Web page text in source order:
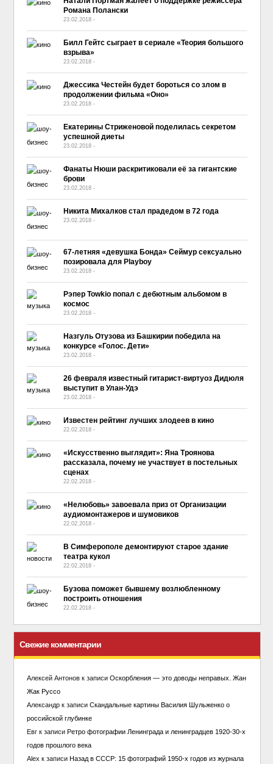
Романа Полански
23.02.2018 -
Билл Гейтс сыграет в сериале «Теория большого
взрыва»
23.02.2018 -
Джессика Честейн будет бороться со злом в
продолжении фильма «Оно»
23.02.2018 -
Екатерины Стриженовой поделилась секретом
успешной диеты
23.02.2018 -
Фанаты Нюши раскритиковали её за гигантские
брови
23.02.2018 -
Никита Михалков стал прадедом в 72 года
23.02.2018 -
67-летняя «девушка Бонда» Сеймур сексуально
позировала для Playboy
23.02.2018 -
Рэпер Towkio попал с дебютным альбомом в
космос
23.02.2018 -
Назгуль Отузова из Башкирии победила на
конкурсе «Голос. Дети»
23.02.2018 -
26 февраля известный гитарист-виртуоз Дидюля
выступит в Улан-Удэ
23.02.2018 -
Известен рейтинг лучших злодеев в кино
22.02.2018 -
«Искусственно выглядит»: Яна Троянова
рассказала, почему не участвует в постельных
сценах
22.02.2018 -
«Нелюбовь» завоевала приз от Организации
аудиомонтажеров и шумовиков
22.02.2018 -
В Симферополе демонтируют старое здание
театра кукол
22.02.2018 -
Бузова поможет бывшему возлюбленному
построить отношения
22.02.2018 -
Свежие комментарии
Алексей Антоновк записи Оскорбления — это доводы неправых. Жан
Жак Руссо
Александрк записи Скандальные картины Василия Шульженко о
российской глубинке
Евгк записи Ретро фотографии Ленинграда и ленинградцев 1920-30-х
годов прошлого века
Alex к записи Назад в СССР: 15 фотографий 1950-х годов из журнала